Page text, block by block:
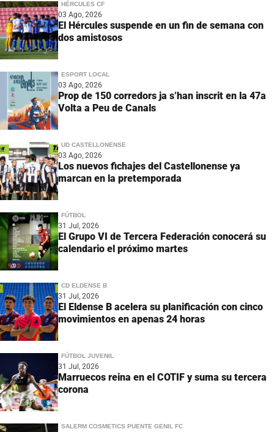
HÉRCULES CF
03 Ago, 2026
El Hércules suspende en un fin de semana con
dos amistosos
ESPORT LOCAL
03 Ago, 2026
Prop de 150 corredors ja s’han inscrit en la 47a
Volta a Peu de Canals
UD CASTELLONENSE
03 Ago, 2026
Los nuevos fichajes del Castellonense ya
marcan en la pretemporada
FÚTBOL
31 Jul, 2026
El Grupo VI de Tercera Federación conocerá su
calendario el próximo martes
CD ELDENSE B
31 Jul, 2026
El Eldense B acelera su planificación con cinco
movimientos en apenas 24 horas
FÚTBOL JUVENIL
31 Jul, 2026
Marruecos reina en el COTIF y suma su tercera
corona
SALERM COSMETICS PUENTE GENIL FC